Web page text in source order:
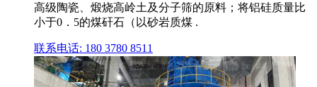
高级陶瓷、煅烧高岭土及分子筛的原料；将铝硅质量比
小于0．5的煤矸石（以砂岩质煤 .
联系电话: 180 3780 8511